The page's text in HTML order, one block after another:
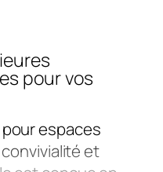
pour vos
espaces
et